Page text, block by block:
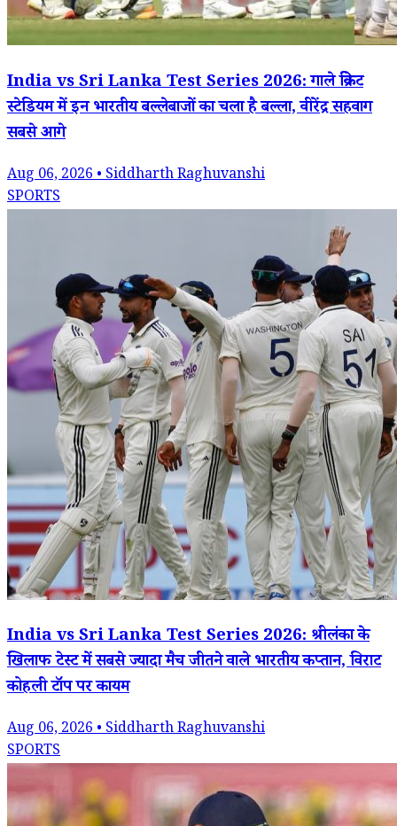
India vs Sri Lanka Test Series 2026: गाले क्रिकेट
स्टेडियम में इन भारतीय बल्लेबाजों का चला है बल्ला, वीरेंद्र सहवाग
सबसे आगे
Aug 06, 2026 • Siddharth Raghuvanshi
SPORTS
India vs Sri Lanka Test Series 2026: श्रीलंका के
खिलाफ टेस्ट में सबसे ज्यादा मैच जीतने वाले भारतीय कप्तान, विराट
कोहली टॉप पर कायम
Aug 06, 2026 • Siddharth Raghuvanshi
SPORTS